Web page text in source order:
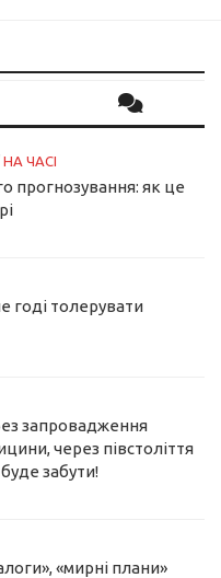
НА ЧАСІ
прогнозування: як це
годі толерувати
запровадження
через півстоліття
забути!
«мирні плани»